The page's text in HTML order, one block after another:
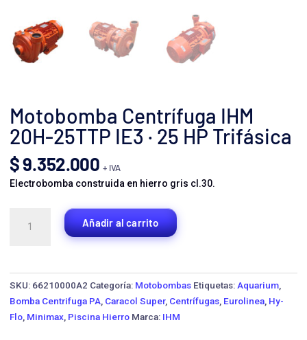
Motobomba Centrífuga IHM
20H-25TTP IE3 · 25 HP Trifásica
$9.352.000 + IVA
Electrobomba construida en hierro gris cl.30.
Centrífuga
Añadir al carrito
SKU: 66210000A2 Categoría: Motobombas Etiquetas: Aquarium
Bomba Centrifuga PA Caracol Super, Centrífugas Eurolinea Hy-
Flo Minimax Piscina Hierro Marca: IHM